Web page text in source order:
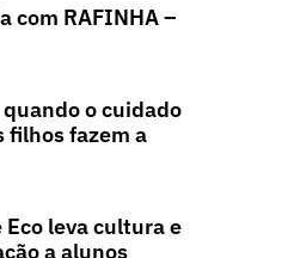
com RAFINHA –
o cuidado
filhos fazem a
leva cultura e
a alunos